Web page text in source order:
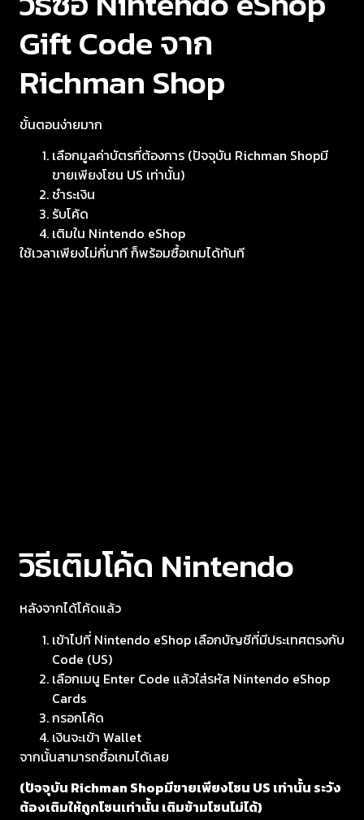
Gift Code จาก
Richman Shop
ขั้นตอนง่ายมาก
เลือกมูลค่าบัตรที่ต้องการ (ปัจจุบัน Richman Shopมี
ขายเพียงโซน US เท่านั้น)
ชำระเงิน
รับโค้ด
เติมใน Nintendo eShop
ใช้เวลาเพียงไม่กี่นาที ก็พร้อมซื้อเกมได้ทันที
วิธีเติมโค้ด Nintendo
หลังจากได้โค้ดแล้ว
เข้าไปที่ Nintendo eShop เลือกบัญชีที่มีประเทศตรงกับ
Code (US)
เลือกเมนู Enter Code แล้วใส่รหัส Nintendo eShop
Cards
กรอกโค้ด
เงินจะเข้า Wallet
จากนั้นสามารถซื้อเกมได้เลย
(ปัจจุบัน Richman Shopมีขายเพียงโซน US เท่านั้น ระวัง
ต้องเติมให้ถูกโซนเท่านั้น เติมข้ามโซนไม่ได้)